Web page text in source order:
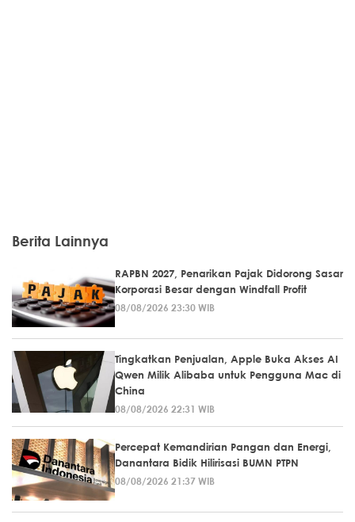
Berita Lainnya
RAPBN 2027, Penarikan Pajak Didorong Sasar
Korporasi Besar dengan Windfall Profit
08/08/2026 23:30 WIB
Tingkatkan Penjualan, Apple Buka Akses AI
Qwen Milik Alibaba untuk Pengguna Mac di
China
08/08/2026 22:31 WIB
Percepat Kemandirian Pangan dan Energi,
Danantara Bidik Hilirisasi BUMN PTPN
08/08/2026 21:37 WIB